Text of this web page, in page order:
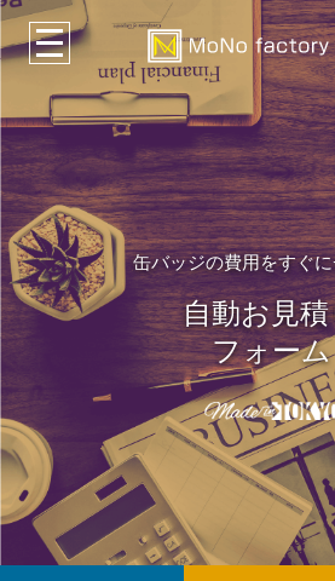
缶バッジの費用をすぐ
自動お見
フォーム